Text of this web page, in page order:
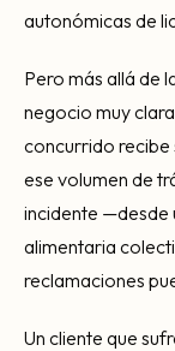
autonómicas de
Pero más allá de
negocio muy
concurrido recibe
ese volumen de
incidente —desde
alimentaria
reclamaciones
Un cliente que